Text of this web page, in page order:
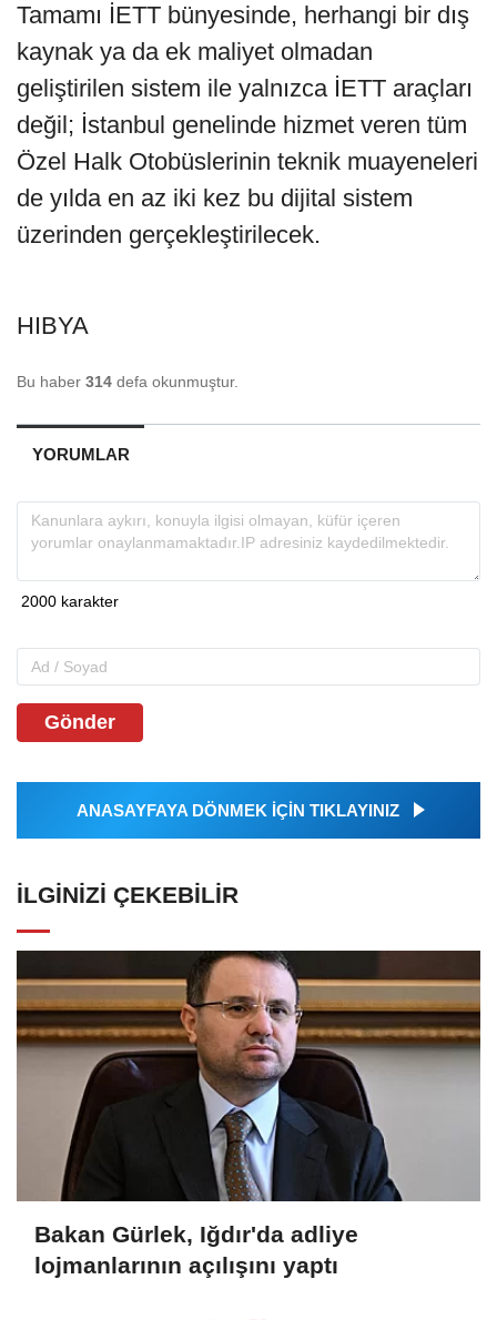
Tamamı İETT bünyesinde, herhangi bir dış
kaynak ya da ek maliyet olmadan
geliştirilen sistem ile yalnızca İETT araçları
değil; İstanbul genelinde hizmet veren tüm
Özel Halk Otobüslerinin teknik muayeneleri
de yılda en az iki kez bu dijital sistem
üzerinden gerçekleştirilecek.
HIBYA
Bu haber 314 defa okunmuştur.
YORUMLAR
Gönder
ANASAYFAYA DÖNMEK İÇİN TIKLAYINIZ
İLGINIZI ÇEKEBILIR
Bakan Gürlek, Iğdır'da adliye
lojmanlarının açılışını yaptı